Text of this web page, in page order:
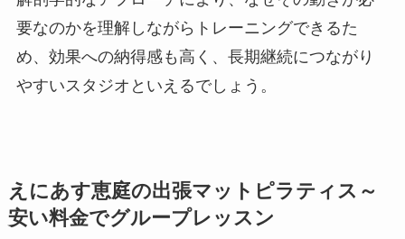
要なのかを理解しながらトレーニングできるた
め、効果への納得感も高く、長期継続につながり
やすいスタジオといえるでしょう。
えにあす恵庭の出張マットピラティス～
安い料金でグループレッスン